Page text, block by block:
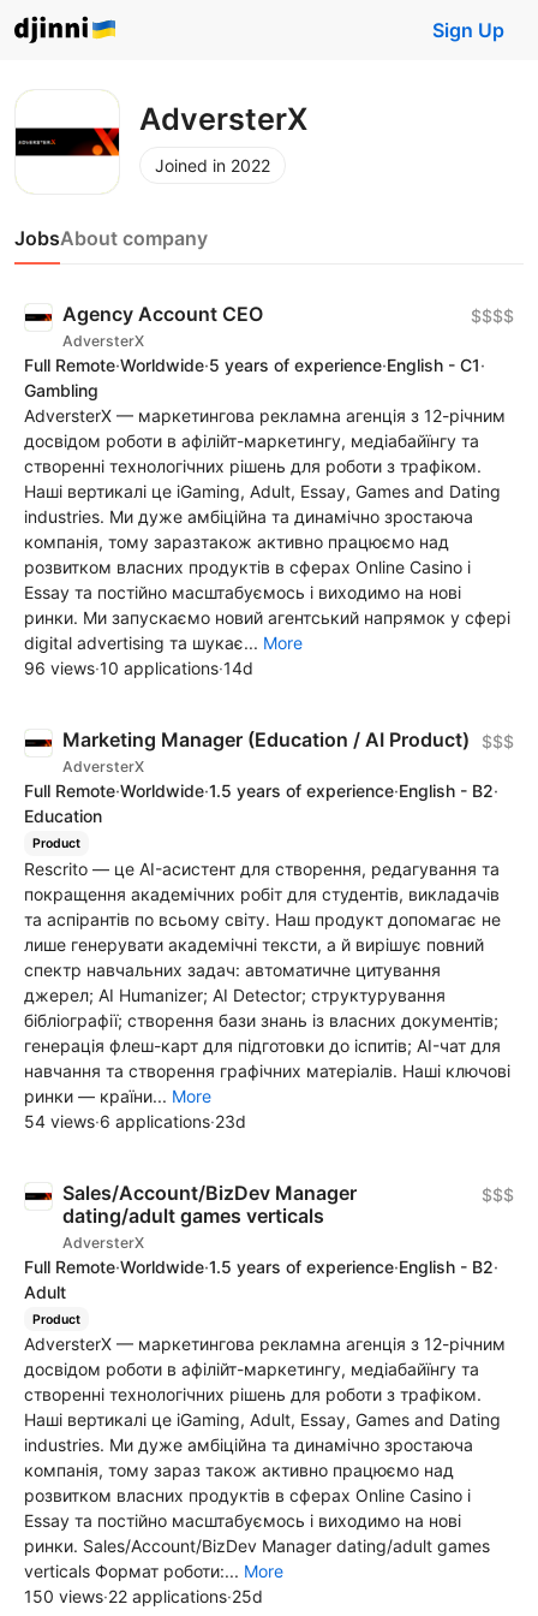
Sign Up
AdversterX
Joined in 2022
JobsAbout company
Agency Account CEO
AdversterX
$$$$
Full Remote·Worldwide·5 years of experience·English - C1·
Gambling
AdversterX — маркетингова рекламна агенція з 12-річним
досвідом роботи в афілійт-маркетингу, медіабайїнгу та
створенні технологічних рішень для роботи з трафіком.
Наші вертикалі це iGaming, Adult, Essay, Games and Dating
industries. Ми дуже амбіційна та динамічно зростаюча
компанія, тому заразтакож активно працюємо над
розвитком власних продуктів в сферах Online Casino і
Essay та постійно масштабуємось і виходимо на нові
ринки. Ми запускаємо новий агентський напрямок у сфері
digital advertising та шукає... More
96 views·10 applications·14d
Marketing Manager (Education / AI Product)
AdversterX
$$$
Full Remote·Worldwide·1.5 years of experience·English - B2·
Education
Product
Rescrito — це AI-асистент для створення, редагування та
покращення академічних робіт для студентів, викладачів
та аспірантів по всьому світу. Наш продукт допомагає не
лише генерувати академічні тексти, а й вирішує повний
спектр навчальних задач: автоматичне цитування
джерел; AI Humanizer; AI Detector; структурування
бібліографії; створення бази знань із власних документів;
генерація флеш-карт для підготовки до іспитів; AI-чат для
навчання та створення графічних матеріалів. Наші ключові
ринки — країни... More
54 views·6 applications·23d
Sales/Account/BizDev Manager
dating/adult games verticals
AdversterX
$$$
Full Remote·Worldwide·1.5 years of experience·English - B2·
Adult
Product
AdversterX — маркетингова рекламна агенція з 12-річним
досвідом роботи в афілійт-маркетингу, медіабайїнгу та
створенні технологічних рішень для роботи з трафіком.
Наші вертикалі це iGaming, Adult, Essay, Games and Dating
industries. Ми дуже амбіційна та динамічно зростаюча
компанія, тому зараз також активно працюємо над
розвитком власних продуктів в сферах Online Casino і
Essay та постійно масштабуємось і виходимо на нові
ринки. Sales/Account/BizDev Manager dating/adult games
verticals Формат роботи:... More
150 views·22 applications·25d